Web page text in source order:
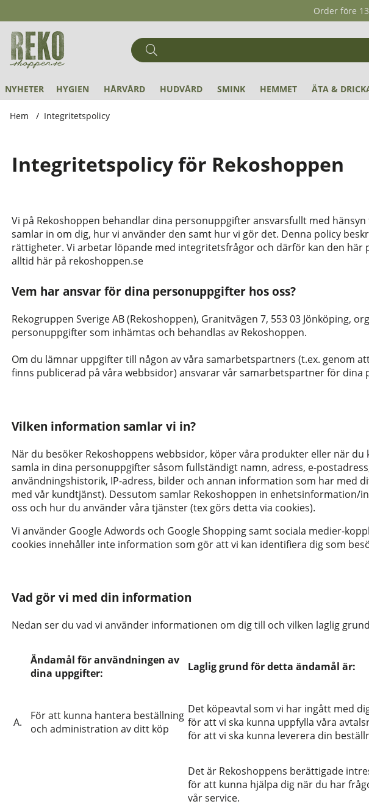
Order före
NYHETER HYGIEN HÅRVÅRD HUDVÅRD SMINK HEMMET ÄTA &
Hem Integritetspolicy
Integritetspolicy för Rekoshoppen
Vi på Rekoshoppen behandlar dina personuppgifter ansvarsfullt med
samlar in om dig, hur vi använder den samt hur vi gör det. Denna policy
rättigheter. Vi arbetar löpande med integritetsfrågor och därför kan den
alltid här på rekoshoppen.se
Vem har ansvar för dina personuppgifter hos oss?
Rekogruppen Sverige AB (Rekoshoppen), Granitvägen 7, 553 03 Jönköping,
personuppgifter som inhämtas och behandlas av Rekoshoppen.
Om du lämnar uppgifter till någon av våra samarbetspartners (t.ex. genom
finns publicerad på våra webbsidor) ansvarar vår samarbetspartner för dina
Vilken information samlar vi in?
När du besöker Rekoshoppens webbsidor, köper våra produkter eller när
samla in dina personuppgifter såsom fullständigt namn, adress, e-
användningshistorik, IP-adress, bilder och annan information som har med
med vår kundtjänst). Dessutom samlar Rekoshoppen in
oss och hur du använder våra tjänster (tex görs detta via cookies).
Vi använder Google Adwords och Google Shopping samt sociala medier-
cookies innehåller inte information som gör att vi kan identifiera dig som
Vad gör vi med din information
Nedan ser du vad vi använder informationen om dig till och vilken laglig
Ändamål för användningen av
dina uppgifter:
Laglig grund för detta ändamål är:
A.
För att kunna hantera beställning
och administration av ditt köp
Det köpeavtal som vi har ingått med
för att vi ska kunna uppfylla våra
för att vi ska kunna leverera din
Det är Rekoshoppens berättigade
för att kunna hjälpa dig när du har
vår service.